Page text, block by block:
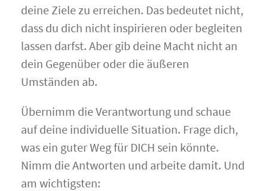
deine Ziele zu erreichen. Das bedeutet nicht,
dass du dich nicht inspirieren oder begleiten
lassen darfst. Aber gib deine Macht nicht an
dein Gegenüber oder die äußeren
Umständen ab.
Übernimm die Verantwortung und schaue
auf deine individuelle Situation. Frage dich,
was ein guter Weg für DICH sein könnte.
Nimm die Antworten und arbeite damit. Und
am wichtigsten: